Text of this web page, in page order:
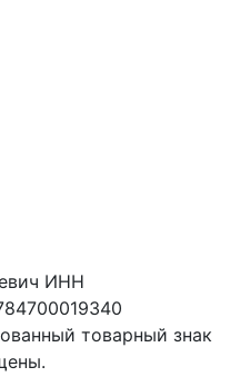
ИНН
товарный знак